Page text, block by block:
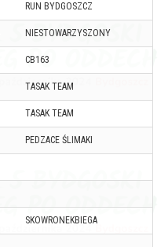
RUN BYDGOSZCZ
NIESTOWARZYSZONY
CB163
TASAK TEAM
TASAK TEAM
PEDZACE ŚLIMAKI
SKOWRONEKBIEGA